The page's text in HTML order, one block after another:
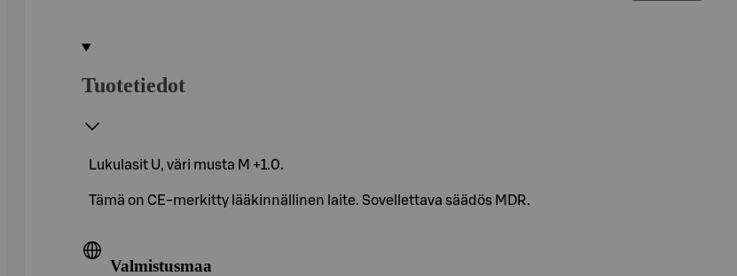
Tuotetiedot
Lukulasit U, väri musta M +1.0.
Tämä on CE-merkitty lääkinnällinen laite. Sovellettava säädös MDR.
Valmistusmaa